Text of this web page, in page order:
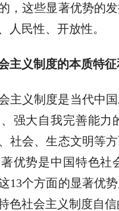
，这些显著优势的
人民性、开放性。
主义制度的本质特
主义制度是当代中
强大自我完善能力
社会、生态文明等
优势是中国特色
13个方面的显著优
色社会主义制度自信